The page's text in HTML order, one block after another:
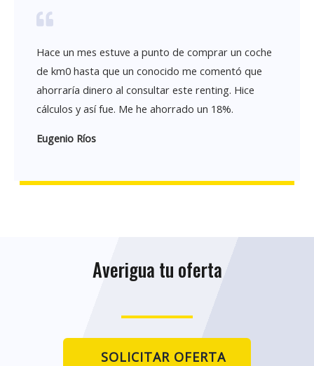
Hace un mes estuve a punto de comprar un coche
de km0 hasta que un conocido me comentó que
ahorraría dinero al consultar este renting. Hice
cálculos y así fue. Me he ahorrado un 18%.
Eugenio Ríos
Averigua tu oferta
SOLICITAR OFERTA